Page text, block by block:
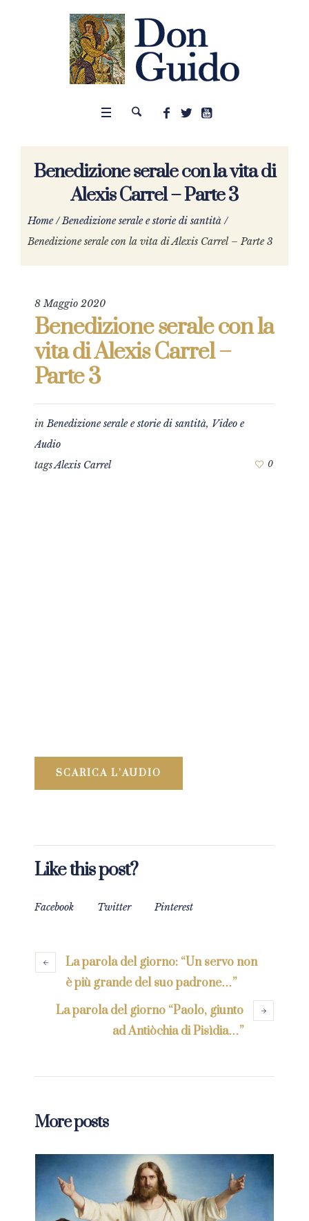
Benedizione serale con la vita di
Alexis Carrel – Parte 3
Home /Benedizione serale e storie di santità /
Benedizione serale con la vita di Alexis Carrel – Parte 3
8 Maggio 2020
Benedizione serale con la
vita di Alexis Carrel –
Parte 3
inBenedizione serale e storie di santità, Video e
Audio
tagsAlexis Carrel 0
SCARICA L’AUDIO
Like this post?
Facebook Twitter Pinterest
La parola del giorno: “Un servo non
è più grande del suo padrone…”
La parola del giorno “Paolo, giunto
ad Antiòchia di Pisìdia…”
More posts